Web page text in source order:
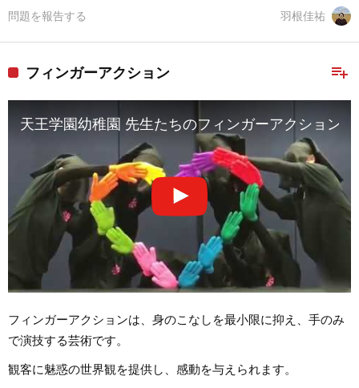
羽根佳祐
問題を報告する
playlist_add
フィンガーアクション
天王学園幼稚園 先生たちのフィンガーアクション
フィンガーアクションは、身のこなしを最小限に抑え、手のみ
で演技する芸術です。
観客に魅惑の世界観を提供し、感動を与えられます。